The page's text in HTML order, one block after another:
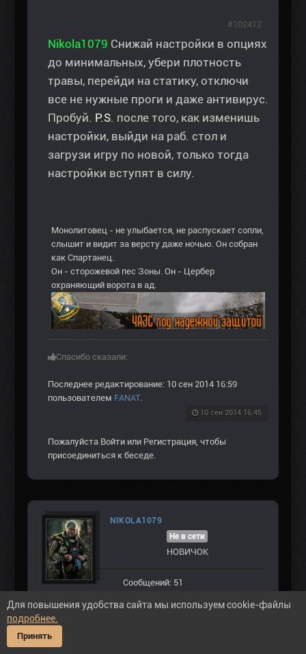
Nikola1079 Снижай настройки в опциях
до минимальных, убери плотность
травы, перейди на статику, отключи
все не нужные проги и даже антивирус.
Пробуй. P.S. после того, как изменишь
настройки, выйди на раб. стол и
загрузи игру по новой, только тогда
настройки вступят в силу.
Монолитовец - не улыбается, не распускает сопли,
слышит и видит за версту даже ночью. Он собран
как Спартанец.
Он - сторожевой пес Зоны. Он - Цербер
охраняющий ворота в ад.
Спасибо сказали:
Последнее редактирование: 10 сен 2014 16:59
пользователем FANAT.
10 сен 2014 16:45
#102412
Пожалуйста Войти или Регистрация , чтобы
присоединиться к беседе.
NIKOLA1079
Не в сети
НОВИЧОК
Сообщений: 51
Для повышения удобства сайта мы используем cookie-файлы
подробнее.
Принять